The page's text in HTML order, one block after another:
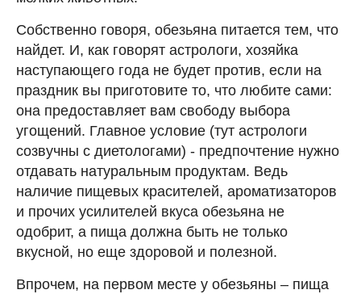
Собственно говоря, обезьяна питается тем, что
найдет. И, как говорят астрологи, хозяйка
наступающего года не будет против, если на
праздник вы приготовите то, что любите сами:
она предоставляет вам свободу выбора
угощений. Главное условие (тут астрологи
созвучны с диетологами) - предпочтение нужно
отдавать натуральным продуктам. Ведь
наличие пищевых красителей, ароматизаторов
и прочих усилителей вкуса обезьяна не
одобрит, а пища должна быть не только
вкусной, но еще здоровой и полезной.
Впрочем, на первом месте у обезьяны – пища